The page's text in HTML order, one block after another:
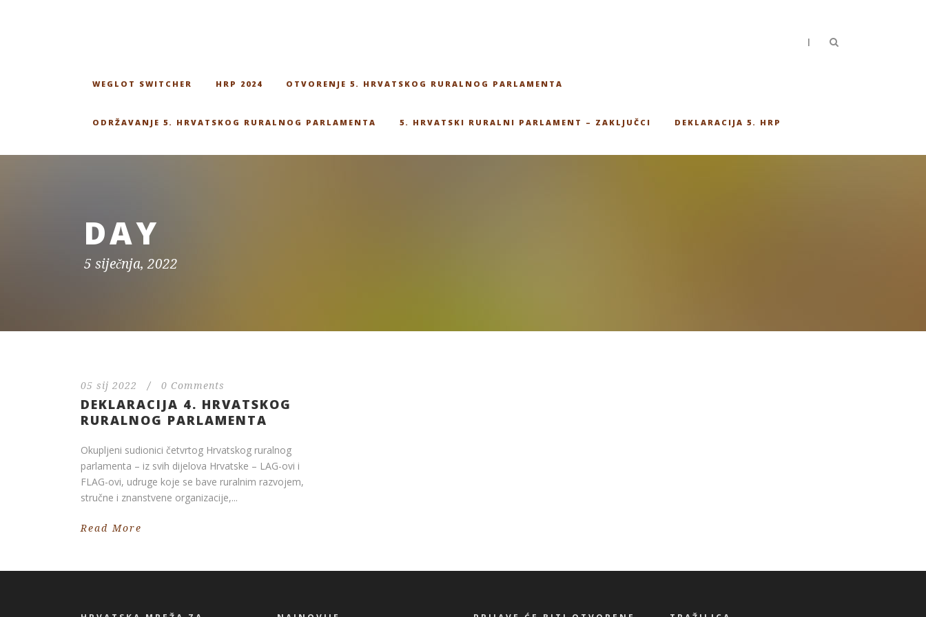
WEGLOT SWITCHER HRP 2024 OTVORENJE 5. HRVATSKOG RURALNOG PARLAMENTA
ODRŽAVANJE 5. HRVATSKOG RURALNOG PARLAMENTA 5. HRVATSKI RURALNI PARLAMENT – ZAKLJUČCI DEKLARACIJA 5. HRP
|
DAY
5 siječnja, 2022
05 sij 2022 / 0 Comments
DEKLARACIJA 4. HRVATSKOG
RURALNOG PARLAMENTA
Okupljeni sudionici četvrtog Hrvatskog ruralnog
parlamenta – iz svih dijelova Hrvatske – LAG-ovi i
FLAG-ovi, udruge koje se bave ruralnim razvojem,
stručne i znanstvene organizacije,...
Read More